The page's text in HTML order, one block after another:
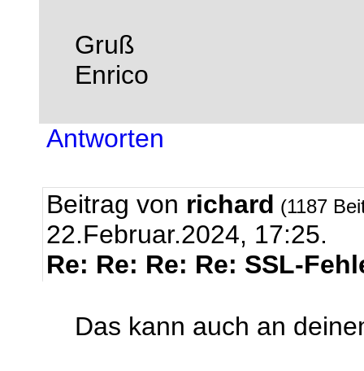
Gruß
Enrico
Antworten
Beitrag von richard (1187
22.Februar.2024, 17:25.
Re: Re: Re: Re: SSL-
Das kann auch an